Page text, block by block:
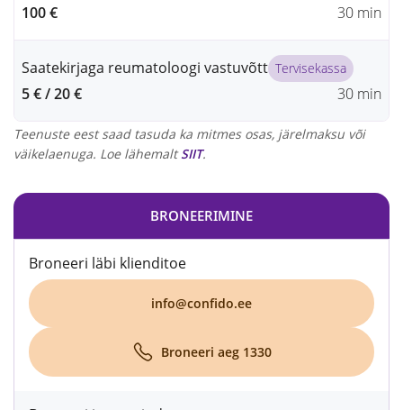
100 € 30 min
Saatekirjaga reumatoloogi vastuvõtt Tervisekassa
5 € / 20 € 30 min
Teenuste eest saad tasuda ka mitmes osas, järelmaksu või
väikelaenuga. Loe lähemaltSIIT.
BRONEERIMINE
Broneeri läbi klienditoe
info@confido.ee
Broneeri aeg 1330